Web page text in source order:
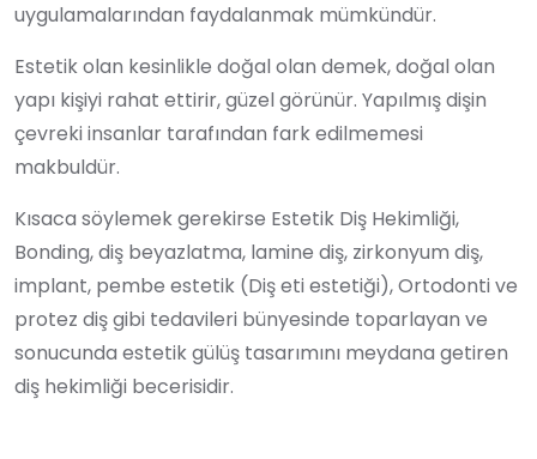
uygulamalarından faydalanmak mümkündür.
Estetik olan kesinlikle doğal olan demek, doğal olan
yapı kişiyi rahat ettirir, güzel görünür. Yapılmış dişin
çevreki insanlar tarafından fark edilmemesi
makbuldür.
Kısaca söylemek gerekirse Estetik Diş Hekimliği,
Bonding, diş beyazlatma, lamine diş, zirkonyum diş,
implant, pembe estetik (Diş eti estetiği), Ortodonti ve
protez diş gibi tedavileri bünyesinde toparlayan ve
sonucunda estetik gülüş tasarımını meydana getiren
diş hekimliği becerisidir.